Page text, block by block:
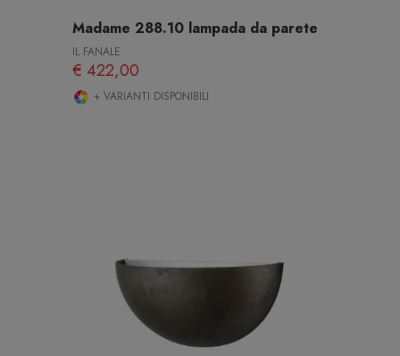
Madame 288.10 lampada da parete
IL FANALE
€ 422,00
+ VARIANTI DISPONIBILI